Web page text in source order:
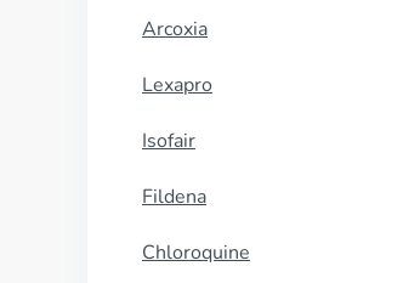
Arcoxia
Lexapro
Isofair
Fildena
Chloroquine